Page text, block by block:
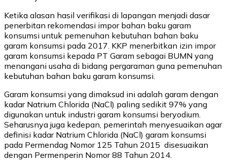
Ketika alasan hasil verifikasi di lapangan menjadi dasar
penerbitan rekomendasi impor bahan baku garam
konsumsi untuk pemenuhan kebutuhan bahan baku
garam konsumsi pada 2017. KKP menerbitkan izin impor
garam konsumsi kepada PT Garam sebagai BUMN yang
menangani usaha di bidang pergaraman guna pemenuhan
kebutuhan bahan baku garam konsumsi.
Garam konsumsi yang dimaksud ini adalah garam dengan
kadar Natrium Chlorida (NaCl) paling sedikit 97% yang
digunakan untuk industri garam konsumsi beryodium.
Seharusnya juga kedepan, pemerintah menyesuaikan agar
definisi kadar Natrium Chlorida (NaCl) garam konsumsi
pada Permendag Nomor 125 Tahun 2015 disesuaikan
dengan Permenperin Nomor 88 Tahun 2014.